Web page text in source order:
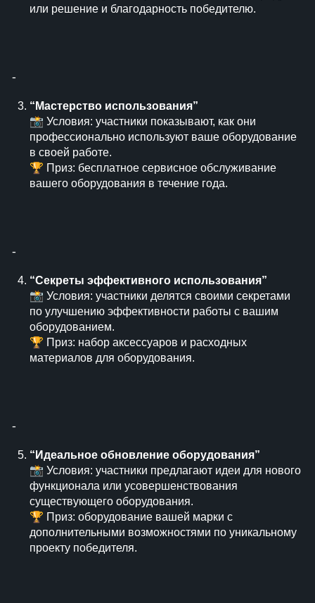
или решение и благодарность победителю.
⁃
“Мастерство использования”
📸 Условия: участники показывают, как они
профессионально используют ваше оборудование
в своей работе.
🏆 Приз: бесплатное сервисное обслуживание
вашего оборудования в течение года.
⁃
“Секреты эффективного использования”
📸 Условия: участники делятся своими секретами
по улучшению эффективности работы с вашим
оборудованием.
🏆 Приз: набор аксессуаров и расходных
материалов для оборудования.
⁃
“Идеальное обновление оборудования”
📸 Условия: участники предлагают идеи для нового
функционала или усовершенствования
существующего оборудования.
🏆 Приз: оборудование вашей марки с
дополнительными возможностями по уникальному
проекту победителя.